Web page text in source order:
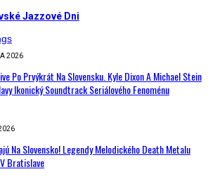
Jazzové Dni
2026
Po Prvýkrát Na Slovensku. Kyle Dixon A Michael Stein
Ikonický Soundtrack Seriálového Fenoménu
Na Slovensko! Legendy Melodického Death Metalu
Bratislave